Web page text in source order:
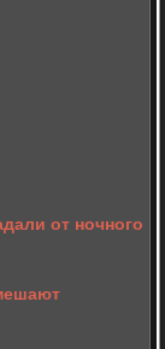
от ночного